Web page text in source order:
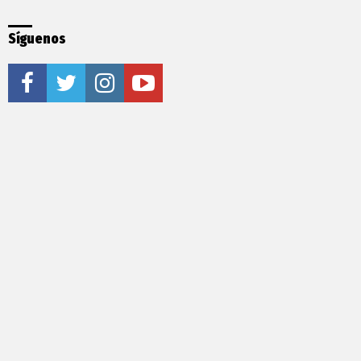
Síguenos
facebooktwitter instagramyoutube